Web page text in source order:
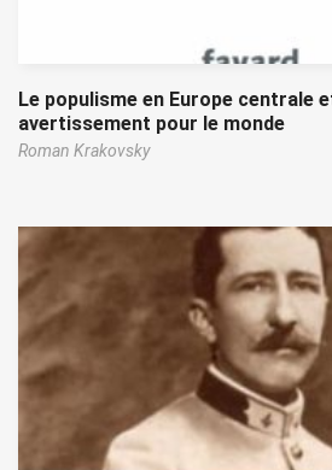
Le populisme en Europe centrale
avertissement pour le monde
Roman Krakovsky